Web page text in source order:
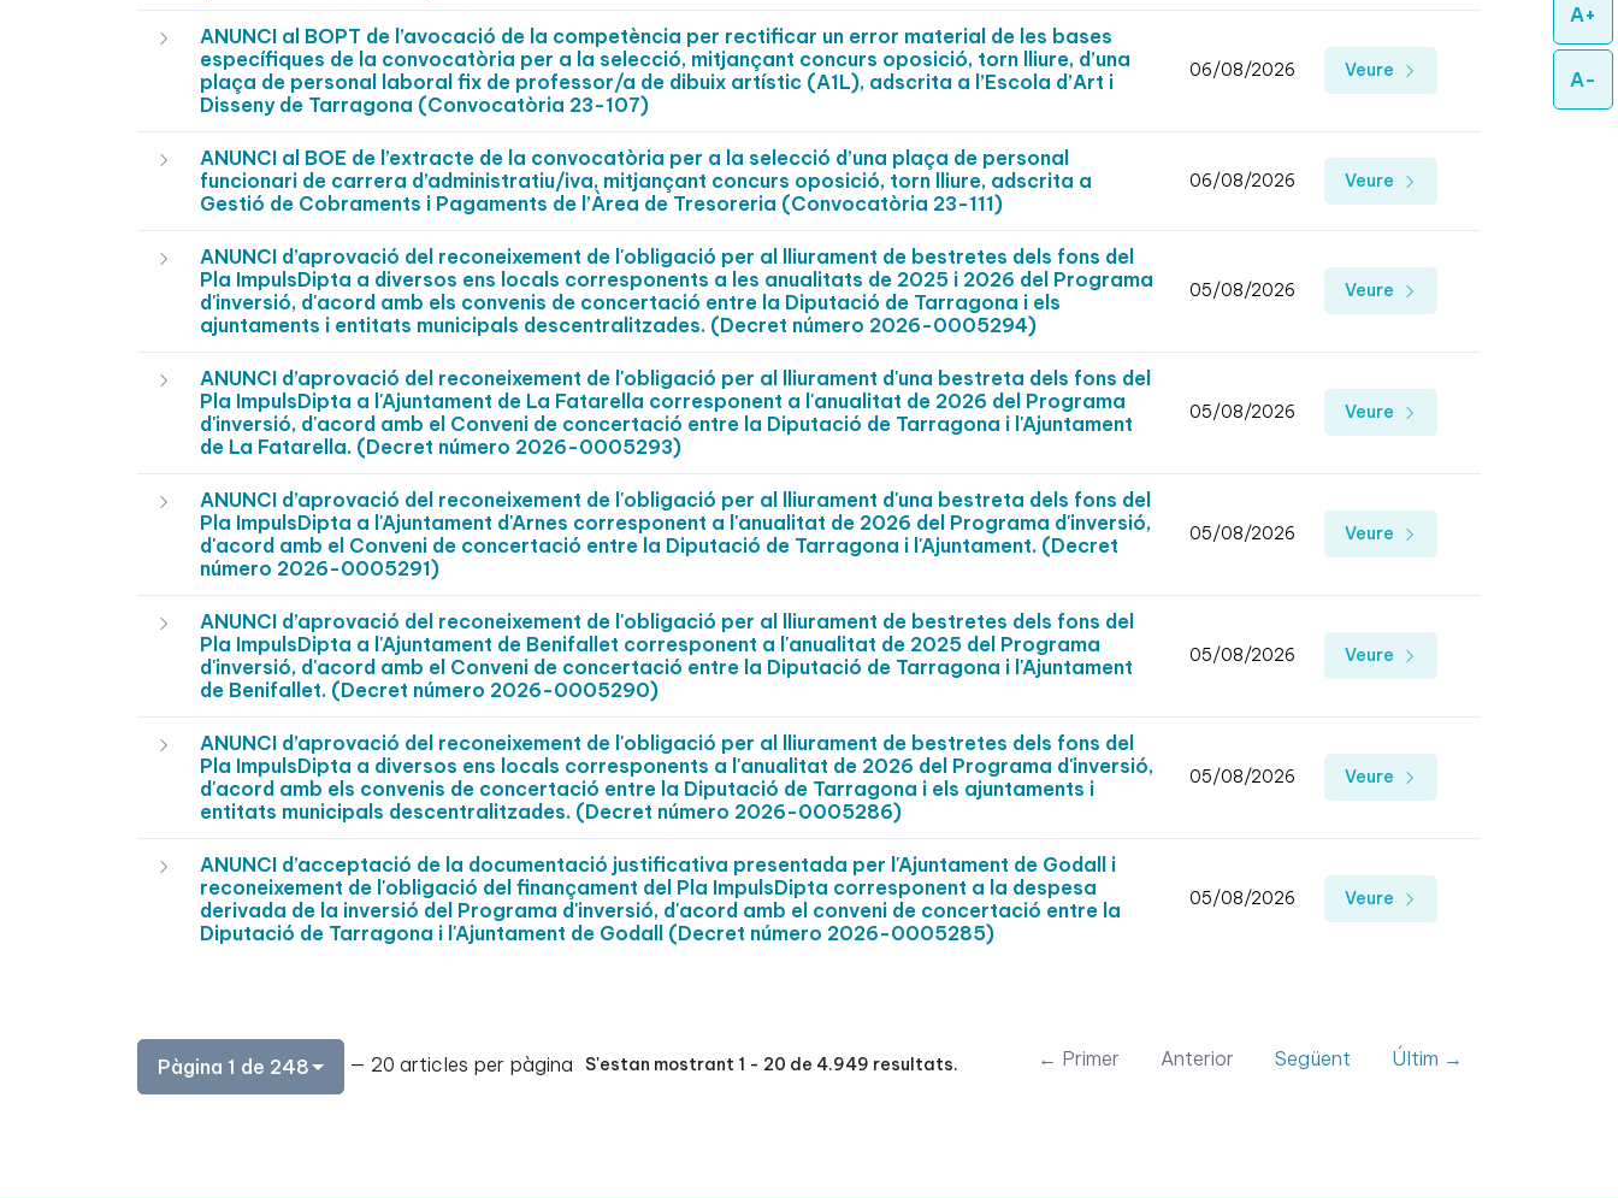
A+
A-
ANUNCI al BOPT de l’avocació de la competència per rectificar un error material de les bases
específiques de la convocatòria per a la selecció, mitjançant concurs oposició, torn lliure, d’una
plaça de personal laboral fix de professor/a de dibuix artístic (A1L), adscrita a l’Escola d’Art i
Disseny de Tarragona (Convocatòria 23-107)
06/08/2026 Veure
ANUNCI al BOE de l’extracte de la convocatòria per a la selecció d’una plaça de personal
funcionari de carrera d’administratiu/iva, mitjançant concurs oposició, torn lliure, adscrita a
Gestió de Cobraments i Pagaments de l’Àrea de Tresoreria (Convocatòria 23-111)
06/08/2026 Veure
ANUNCI d’aprovació del reconeixement de l'obligació per al lliurament de bestretes dels fons del
Pla ImpulsDipta a diversos ens locals corresponents a les anualitats de 2025 i 2026 del Programa
d'inversió, d'acord amb els convenis de concertació entre la Diputació de Tarragona i els
ajuntaments i entitats municipals descentralitzades. (Decret número 2026-0005294)
05/08/2026 Veure
ANUNCI d’aprovació del reconeixement de l'obligació per al lliurament d'una bestreta dels fons del
Pla ImpulsDipta a l'Ajuntament de La Fatarella corresponent a l'anualitat de 2026 del Programa
d'inversió, d'acord amb el Conveni de concertació entre la Diputació de Tarragona i l'Ajuntament
de La Fatarella. (Decret número 2026-0005293)
05/08/2026 Veure
ANUNCI d’aprovació del reconeixement de l'obligació per al lliurament d'una bestreta dels fons del
Pla ImpulsDipta a l'Ajuntament d'Arnes corresponent a l'anualitat de 2026 del Programa d'inversió,
d'acord amb el Conveni de concertació entre la Diputació de Tarragona i l'Ajuntament. (Decret
número 2026-0005291)
05/08/2026 Veure
ANUNCI d’aprovació del reconeixement de l'obligació per al lliurament de bestretes dels fons del
Pla ImpulsDipta a l'Ajuntament de Benifallet corresponent a l'anualitat de 2025 del Programa
d'inversió, d'acord amb el Conveni de concertació entre la Diputació de Tarragona i l'Ajuntament
de Benifallet. (Decret número 2026-0005290)
05/08/2026 Veure
ANUNCI d’aprovació del reconeixement de l'obligació per al lliurament de bestretes dels fons del
Pla ImpulsDipta a diversos ens locals corresponents a l'anualitat de 2026 del Programa d'inversió,
d'acord amb els convenis de concertació entre la Diputació de Tarragona i els ajuntaments i
entitats municipals descentralitzades. (Decret número 2026-0005286)
05/08/2026 Veure
ANUNCI d’acceptació de la documentació justificativa presentada per l'Ajuntament de Godall i
reconeixement de l'obligació del finançament del Pla ImpulsDipta corresponent a la despesa
derivada de la inversió del Programa d'inversió, d'acord amb el conveni de concertació entre la
Diputació de Tarragona i l'Ajuntament de Godall (Decret número 2026-0005285)
05/08/2026 Veure
Pàgina 1 de 248 — 20 articles per pàgina S'estan mostrant 1 - 20 de 4.949 resultats. ← Primer Anterior Següent Últim →